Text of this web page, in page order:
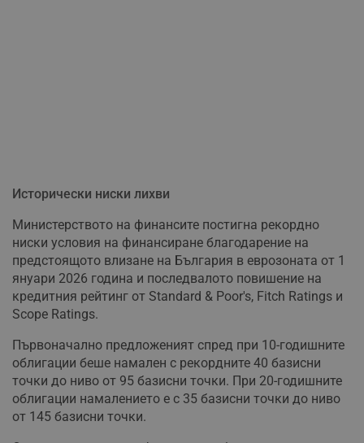
Исторически ниски лихви
Министерството на финансите постигна рекордно
ниски условия на финансиране благодарение на
предстоящото влизане на България в еврозоната от 1
януари 2026 година и последвалото повишение на
кредитния рейтинг от Standard & Poor's, Fitch Ratings и
Scope Ratings.
Първоначално предложеният спред при 10-годишните
облигации беше намален с рекордните 40 базисни
точки до ниво от 95 базисни точки. При 20-годишните
облигации намалението е с 35 базисни точки до ниво
от 145 базисни точки.